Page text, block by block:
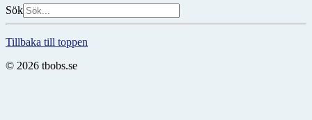
Sök
Tillbaka till toppen
© 2026 tbobs.se